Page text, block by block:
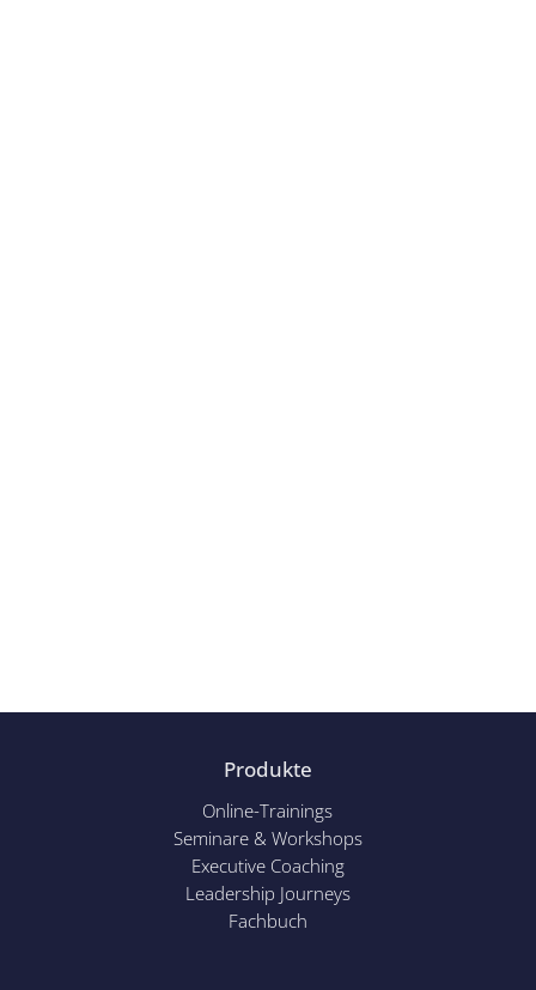
Produkte
Online-Trainings
Seminare & Workshops
Executive Coaching
Leadership Journeys
Fachbuch